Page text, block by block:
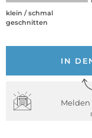
klein / schmal
geschnitten
IN
Melden